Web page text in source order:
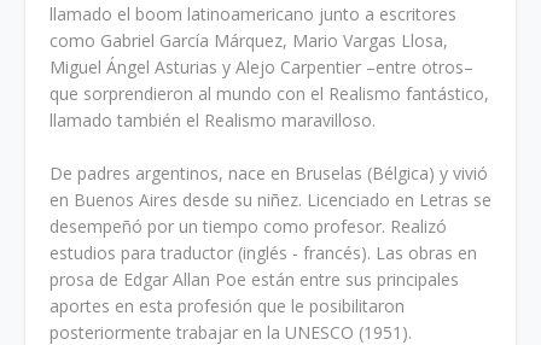
llamado el boom latinoamericano junto a escritores
como Gabriel García Márquez, Mario Vargas Llosa,
Miguel Ángel Asturias y Alejo Carpentier –entre otros–
que sorprendieron al mundo con el Realismo fantástico,
llamado también el Realismo maravilloso.
De padres argentinos, nace en Bruselas (Bélgica) y vivió
en Buenos Aires desde su niñez. Licenciado en Letras se
desempeñó por un tiempo como profesor. Realizó
estudios para traductor (inglés - francés). Las obras en
prosa de Edgar Allan Poe están entre sus principales
aportes en esta profesión que le posibilitaron
posteriormente trabajar en la UNESCO (1951).